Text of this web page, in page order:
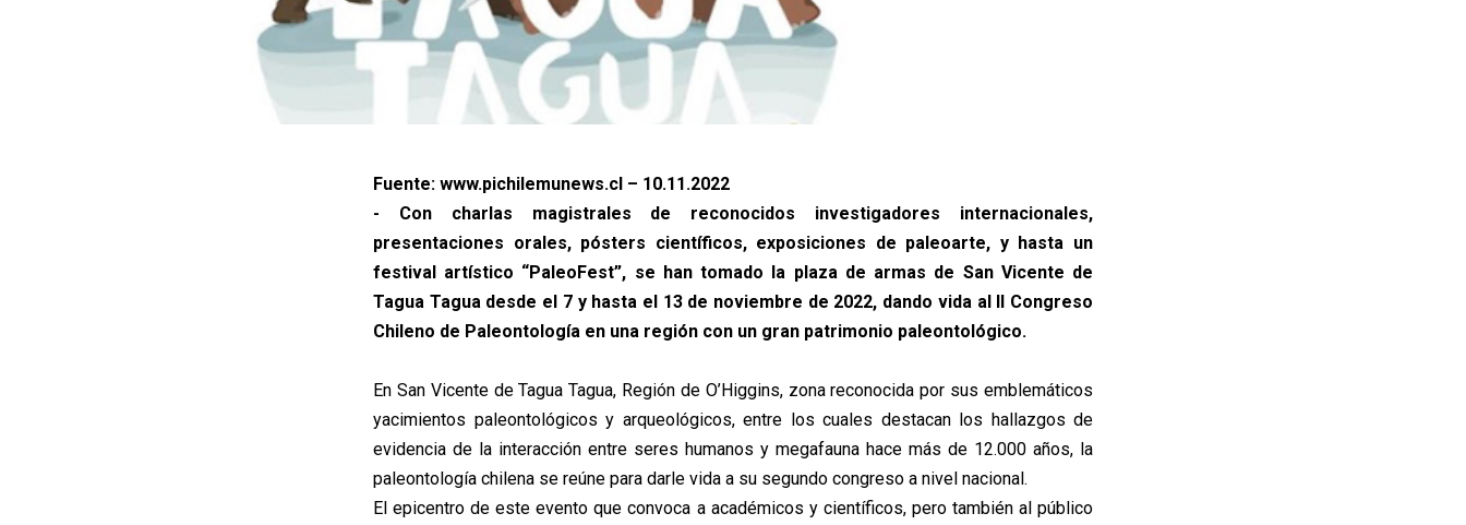
Fuente: www.pichilemunews.cl – 10.11.2022
- Con charlas magistrales de reconocidos investigadores internacionales,
presentaciones orales, pósters científicos, exposiciones de paleoarte, y hasta un
festival artístico “PaleoFest”, se han tomado la plaza de armas de San Vicente de
Tagua Tagua desde el 7 y hasta el 13 de noviembre de 2022, dando vida al II Congreso
Chileno de Paleontología en una región con un gran patrimonio paleontológico.
En San Vicente de Tagua Tagua, Región de O’Higgins, zona reconocida por sus emblemáticos
yacimientos paleontológicos y arqueológicos, entre los cuales destacan los hallazgos de
evidencia de la interacción entre seres humanos y megafauna hace más de 12.000 años, la
paleontología chilena se reúne para darle vida a su segundo congreso a nivel nacional.
El epicentro de este evento que convoca a académicos y científicos, pero también al público